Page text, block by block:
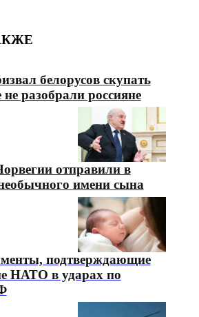
белорусов скупать
разобрали россияне
отправили в
имени сына
подтверждающие
НАТО в ударах по